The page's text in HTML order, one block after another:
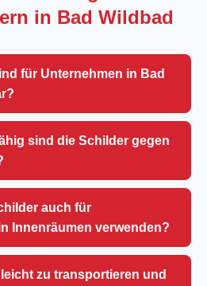
in Bad Wildbad
für Unternehmen in Bad
sind die Schilder gegen
auch für
Innenräumen verwenden?
zu transportieren und